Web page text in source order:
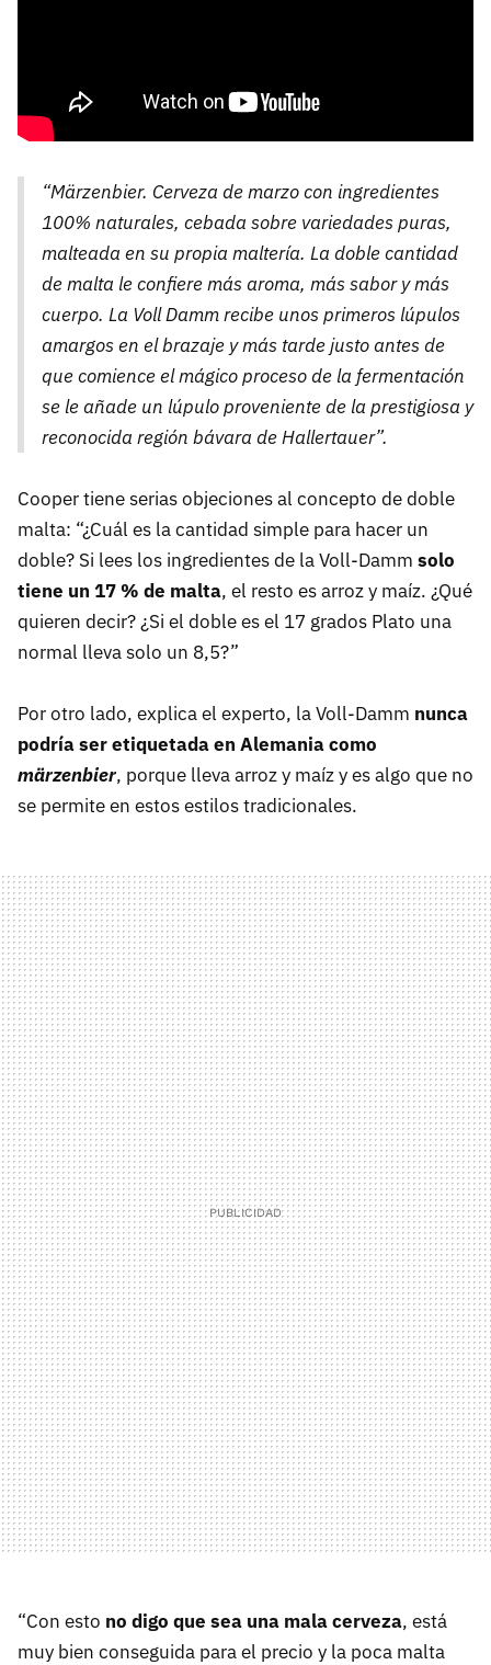
“Märzenbier. Cerveza de marzo con ingredientes
100% naturales, cebada sobre variedades puras,
malteada en su propia maltería. La doble cantidad
de malta le confiere más aroma, más sabor y más
cuerpo. La Voll Damm recibe unos primeros lúpulos
amargos en el brazaje y más tarde justo antes de
que comience el mágico proceso de la fermentación
se le añade un lúpulo proveniente de la prestigiosa y
reconocida región bávara de Hallertauer”.
Cooper tiene serias objeciones al concepto de doble
malta: “¿Cuál es la cantidad simple para hacer un
doble? Si lees los ingredientes de la Voll-Damm solo
tiene un 17 % de malta, el resto es arroz y maíz. ¿Qué
quieren decir? ¿Si el doble es el 17 grados Plato una
normal lleva solo un 8,5?”
Por otro lado, explica el experto, la Voll-Damm nunca
podría ser etiquetada en Alemania como
märzenbier, porque lleva arroz y maíz y es algo que no
se permite en estos estilos tradicionales.
“Con esto no digo que sea una mala cerveza, está
muy bien conseguida para el precio y la poca malta